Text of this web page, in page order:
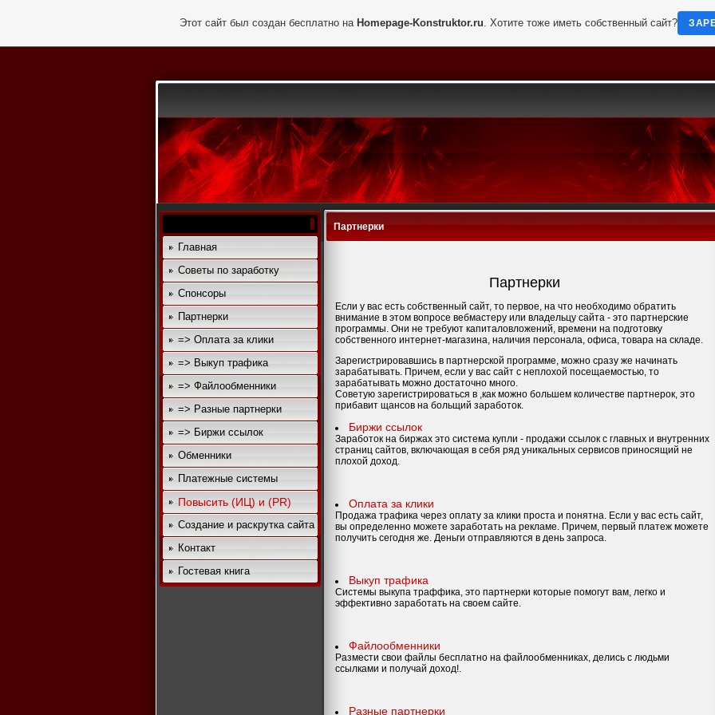
Главная
Cоветы по заработку
Спонсоры
Партнерки
=> Оплата за клики
=> Выкуп трафика
=> Файлообменники
=> Разные партнерки
=> Биржи ссылок
Обменники
Платежные системы
Повысить (ИЦ) и (PR)
Создание и раскрутка сайта
Контакт
Гостевая книга
Партнерки
Партнерки
Если у вас есть собственный сайт, то первое, на что необходимо обратить
внимание в этом вопросе вебмастеру или владельцу сайта - это партнерские
программы. Они не требуют капиталовложений, времени на подготовку
собственного интернет-магазина, наличия персонала, офиса, товара на складе.
Зарегистрировавшись в партнерской программе, можно сразу же начинать
зарабатывать. Причем, если у вас сайт с неплохой посещаемостью, то
зарабатывать можно достаточно много.
Советую зарегистрироваться в ,как можно большем количестве партнерок, это
прибавит щансов на больщий заработок.
Биржи ссылок
Заработок на биржах это система купли - продажи ссылок с главных и внутренних
страниц сайтов, включающая в себя ряд уникальных сервисов приносящий не
плохой доход.
Оплата за клики
Продажа трафика через оплату за клики проста и понятна. Если у вас есть сайт,
вы определенно можете заработать на рекламе. Причем, первый платеж можете
получить сегодня же. Деньги отправляются в день запроса.
Выкуп трафика
Системы выкупа траффика, это партнерки которые помогут вам, легко и
эффективно заработать на своем сайте.
Файлообменники
Размести свои файлы бесплатно на файлообменниках, делись с людьми
ссылками и получай доход!.
Разные партнерки
Этот сайт был создан бесплатно на Homepage-Konstruktor.ru. Хотите тоже иметь собственный сайт?